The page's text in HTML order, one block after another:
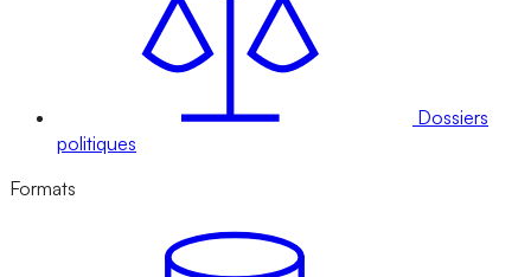
Dossiers
politiques
Formats